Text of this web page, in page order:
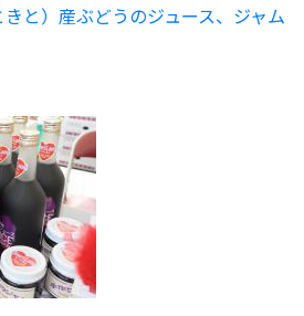
と）産ぶどうのジュース、ジャム